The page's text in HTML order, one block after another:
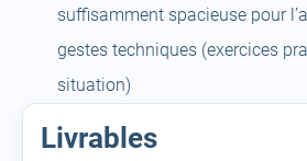
suffisamment spacieuse pour
gestes techniques (exercices
situation)
Livrables